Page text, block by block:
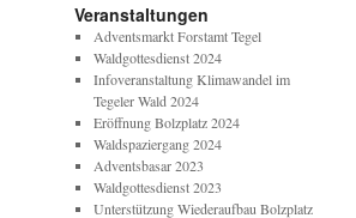
Veranstaltungen
Adventsmarkt Forstamt Tegel
Waldgottesdienst 2024
Infoveranstaltung Klimawandel im
Tegeler Wald 2024
Eröffnung Bolzplatz 2024
Waldspaziergang 2024
Adventsbasar 2023
Waldgottesdienst 2023
Unterstützung Wiederaufbau Bolzplatz